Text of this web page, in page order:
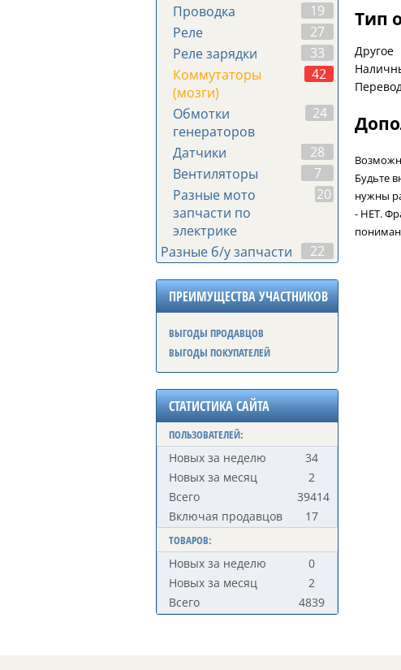
Проводка
19
Реле
27
Реле зарядки
33
Коммутаторы
(мозги)
42
Обмотки
генераторов
24
Датчики
28
Вентиляторы
7
Разные мото
запчасти по
электрике
20
Разные б/у запчасти 22
ПРЕИМУЩЕСТВА УЧАСТНИКОВ
ВЫГОДЫ ПРОДАВЦОВ
ВЫГОДЫ ПОКУПАТЕЛЕЙ
СТАТИСТИКА САЙТА
ПОЛЬЗОВАТЕЛЕЙ:
Новых за неделю
34
Новых за месяц
2
Всего
39414
Включая продавцов
17
ТОВАРОВ:
Новых за неделю
0
Новых за месяц
2
Всего
4839
Тип
Другое
Будьте
нужны
- НЕТ.